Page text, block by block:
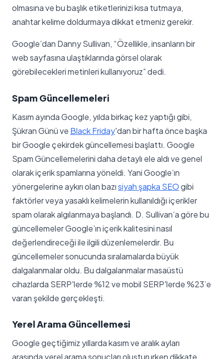
olmasına ve bu başlık etiketlerinizi kısa tutmaya,
anahtar kelime doldurmaya dikkat etmeniz gerekir.
Google’dan Danny Sullivan, “Özellikle, insanların bir
web sayfasına ulaştıklarında görsel olarak
görebilecekleri metinleri kullanıyoruz” dedi.
Spam Güncellemeleri
Kasım ayında Google, yılda birkaç kez yaptığı gibi,
Şükran Günü ve Black Friday'dan bir hafta önce başka
bir Google çekirdek güncellemesi başlattı. Google
Spam Güncellemelerini daha detaylı ele aldı ve genel
olarak içerik spamlarına yöneldi. Yani Google’ın
yönergelerine aykırı olan bazısiyah şapka SEOgibi
faktörler veya yasaklı kelimelerin kullanıldığı içerikler
spam olarak algılanmaya başlandı. D. Sullivan’a göre bu
güncellemeler Google’ın içerik kalitesini nasıl
değerlendireceği ile ilgili düzenlemelerdir. Bu
güncellemeler sonucunda sıralamalarda büyük
dalgalanmalar oldu. Bu dalgalanmalar masaüstü
cihazlarda SERP'lerde %12 ve mobil SERP'lerde %23’e
varan şekilde gerçekleşti.
Yerel Arama Güncellemesi
Google geçtiğimiz yıllarda kasım ve aralık ayları
arasında yerel arama sonuçları oluştururken dikkate